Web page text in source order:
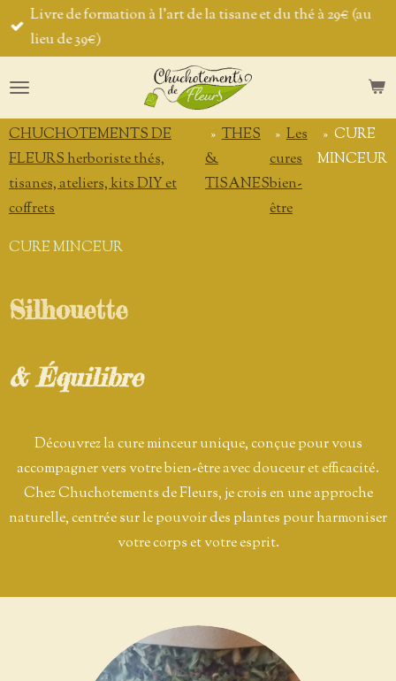
Passer
principal
Livre de formation à l'art de la tisane et du thé à 29€ (au
lieu de 39€)
CHUCHOTEMENTS DE
FLEURS herboriste thés,
tisanes, ateliers, kits DIY et
coffrets
» THES
&
TISANES
» Les
cures
bien-
être
» CURE
MINCEUR
CURE MINCEUR
Silhouette
& Équilibre
Découvrez la cure minceur unique, conçue pour vous
accompagner vers votre bien-être avec douceur et efficacité.
Chez Chuchotements de Fleurs, je crois en une approche
naturelle, centrée sur le pouvoir des plantes pour harmoniser
votre corps et votre esprit.